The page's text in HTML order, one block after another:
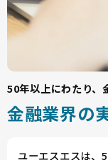
50年以上にわたり、
金融業界の
ユーエスエスは、